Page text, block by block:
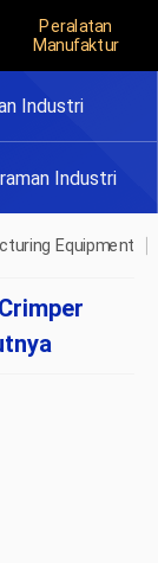
Peralatan
Manufaktur
Industri
Industri
Equipment